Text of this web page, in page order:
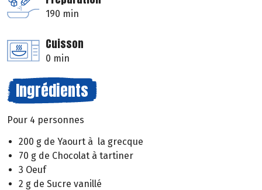
190 min
Cuisson
0 min
Ingrédients
Pour 4 personnes
200 g de Yaourt à la grecque
70 g de Chocolat à tartiner
3 Oeuf
2 g de Sucre vanillé